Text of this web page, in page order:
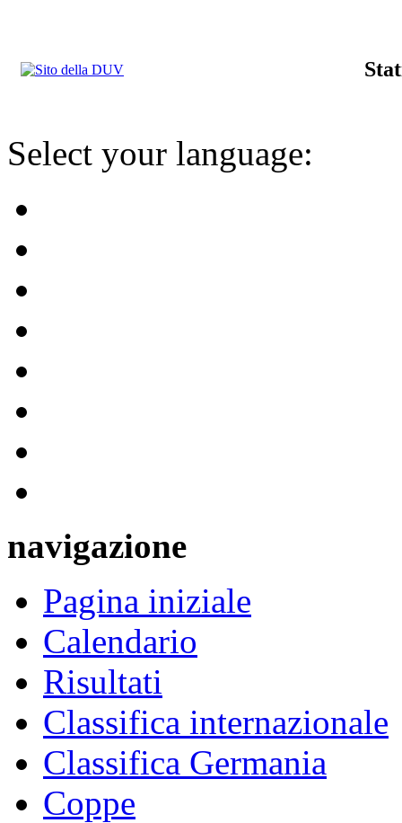
Select your language:
navigazione
Pagina iniziale
Calendario
Risultati
Classifica internazionale
Classifica Germania
Coppe